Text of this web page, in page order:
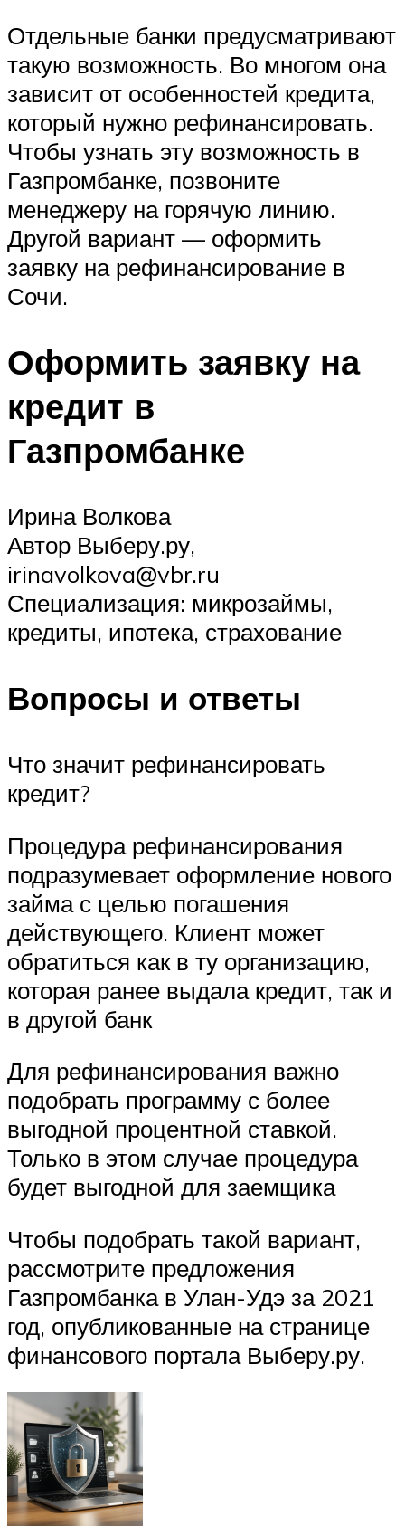
Отдельные банки предусматривают
такую возможность. Во многом она
зависит от особенностей кредита,
который нужно рефинансировать.
Чтобы узнать эту возможность в
Газпромбанке, позвоните
менеджеру на горячую линию.
Другой вариант — оформить
заявку на рефинансирование в
Сочи.
Оформить заявку на
кредит в
Газпромбанке
Ирина Волкова
Автор Выберу.ру,
irinavolkova@vbr.ru
Специализация: микрозаймы,
кредиты, ипотека, страхование
Вопросы и ответы
Что значит рефинансировать
кредит?
Процедура рефинансирования
подразумевает оформление нового
займа с целью погашения
действующего. Клиент может
обратиться как в ту организацию,
которая ранее выдала кредит, так и
в другой банк
Для рефинансирования важно
подобрать программу с более
выгодной процентной ставкой.
Только в этом случае процедура
будет выгодной для заемщика
Чтобы подобрать такой вариант,
рассмотрите предложения
Газпромбанка в Улан-Удэ за 2021
год, опубликованные на странице
финансового портала Выберу.ру.